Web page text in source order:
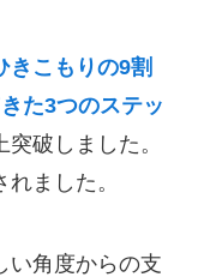
きこもりの9割
た3つのステッ
破しました。
ました。
い角度からの支